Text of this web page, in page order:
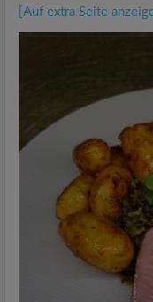
[Auf extra Seite